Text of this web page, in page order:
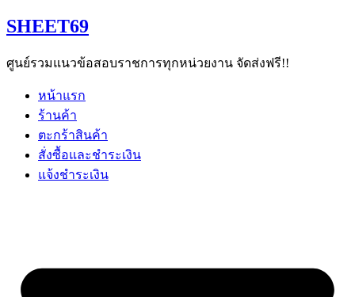
Skip
to
SHEET69
ศูนย์รวมแนวข้อสอบราชการทุกหน่วยงาน จัดส่งฟรี!!
หน้าแรก
ร้านค้า
ตะกร้าสินค้า
สั่งซื้อและชำระเงิน
แจ้งชำระเงิน